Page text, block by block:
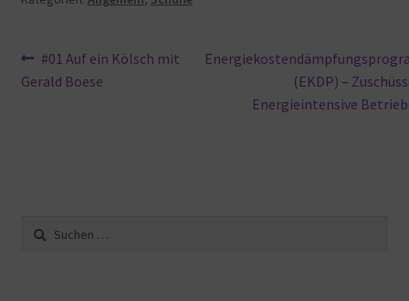
Beitragsnavigation
Vorheriger
Beitrag:
#01 Auf ein Kölsch mit
Gerald Boese
Nächster
(EKDP) –
Energieintensive
Suche
nach: